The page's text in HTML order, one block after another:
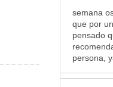
semana
que por
pensado
persona,